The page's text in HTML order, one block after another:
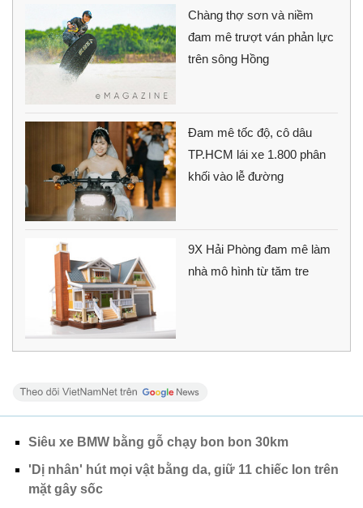
Chàng thợ sơn và niềm
đam mê trượt ván phản lực
trên sông Hồng
Đam mê tốc độ, cô dâu
TP.HCM lái xe 1.800 phân
khối vào lễ đường
9X Hải Phòng đam mê làm
nhà mô hình từ tăm tre
Siêu xe BMW bằng gỗ chạy bon bon 30km
'Dị nhân' hút mọi vật bằng da, giữ 11 chiếc lon trên
mặt gây sốc